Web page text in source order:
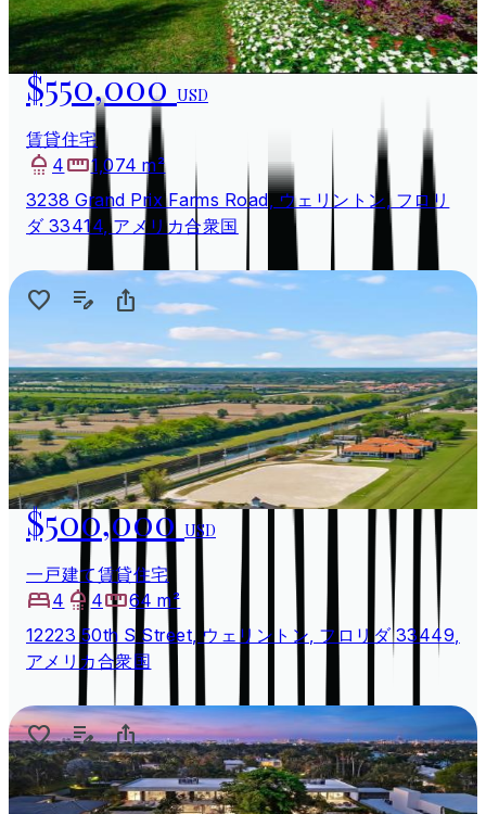
$550,000USD
賃貸住宅
4
1,074 m²
3238 Grand Prix Farms Road, ウェリントン, フロリ
ダ 33414, アメリカ合衆国
$500,000USD
一戸建て賃貸住宅
4
4
64 m²
12223 50th S Street, ウェリントン, フロリダ 33449,
アメリカ合衆国